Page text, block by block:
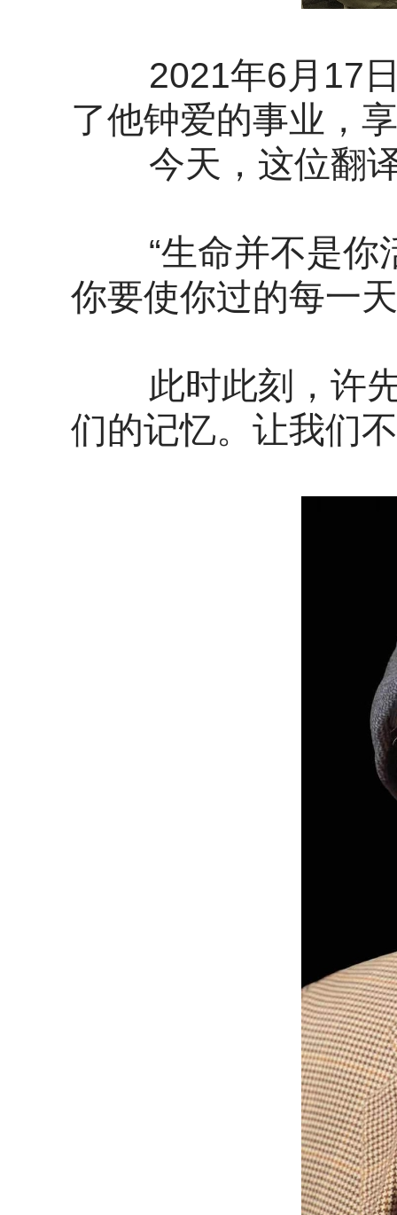
2021年6月17日
了他钟爱的事业，
今天，这位翻译
“生命并不是你活
你要使你过的每一
此时此刻，许先
们的记忆。让我们